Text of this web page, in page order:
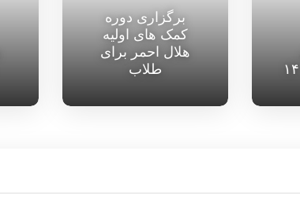
برگزاری دوره
کمک های اولیه
هلال احمر برای
طلاب